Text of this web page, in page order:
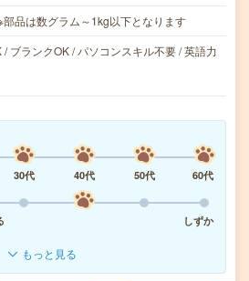
部品は数グラム～1kg以下となります
/ ブランクOK / パソコンスキル不要 / 英語力
30代 40代 50代
60代
しずか
もっと見る